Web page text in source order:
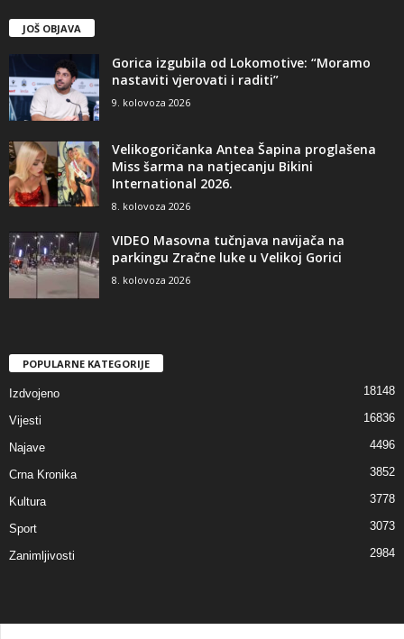
JOŠ OBJAVA
Gorica izgubila od Lokomotive: “Moramo
nastaviti vjerovati i raditi”
9. kolovoza 2026
Velikogoričanka Antea Šapina proglašena
Miss šarma na natjecanju Bikini
International 2026.
8. kolovoza 2026
VIDEO Masovna tučnjava navijača na
parkingu Zračne luke u Velikoj Gorici
8. kolovoza 2026
POPULARNE KATEGORIJE
Izdvojeno 18148
Vijesti 16836
Najave 4496
Crna Kronika 3852
Kultura 3778
Sport 3073
Zanimljivosti 2984